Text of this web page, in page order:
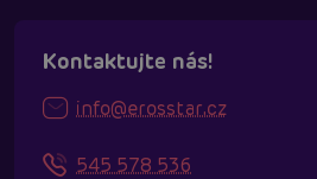
Kontaktujte nás!
info@erosstar.cz
545 578 536